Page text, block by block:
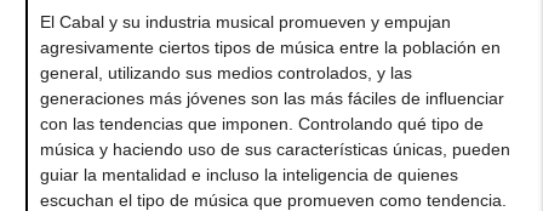
El Cabal y su industria musical promueven y empujan
agresivamente ciertos tipos de música entre la población en
general, utilizando sus medios controlados, y las
generaciones más jóvenes son las más fáciles de influenciar
con las tendencias que imponen. Controlando qué tipo de
música y haciendo uso de sus características únicas, pueden
guiar la mentalidad e incluso la inteligencia de quienes
escuchan el tipo de música que promueven como tendencia.